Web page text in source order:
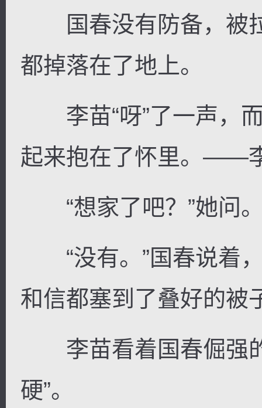
国春没有防备，被
都掉落在了地上。
李苗“呀”了一声，而
起来抱在了怀里。——
“想家了吧？”她问
“没有。”国春说着，
和信都塞到了叠好的被
李苗看着国春倔强的
硬”。